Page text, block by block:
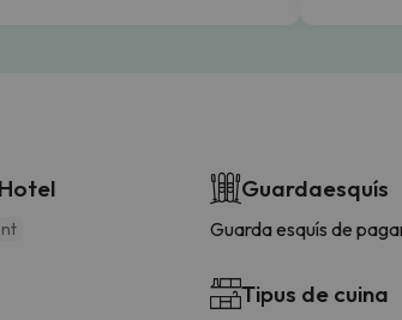
Guardaesquís
Guarda esquís de
Tipus de cuina